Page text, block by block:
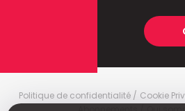
Politique de confidentialité Cookie